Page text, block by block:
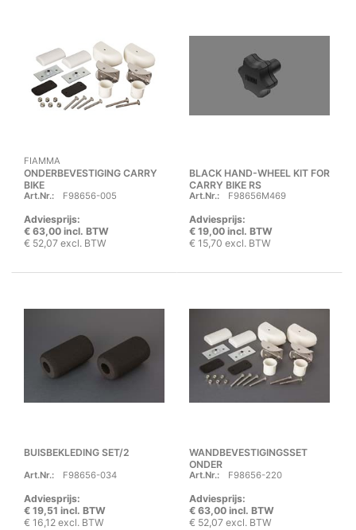
FIAMMA
ONDERBEVESTIGING CARRY
BIKE
Art.Nr.: F98656-005
Adviesprijs:
€ 63,00 incl. BTW
€ 52,07 excl. BTW
BLACK HAND-WHEEL KIT FOR
CARRY BIKE RS
Art.Nr.: F98656M469
Adviesprijs:
€ 19,00 incl. BTW
€ 15,70 excl. BTW
BUISBEKLEDING SET/2
Art.Nr.: F98656-034
Adviesprijs:
€ 19,51 incl. BTW
€ 16,12 excl. BTW
WANDBEVESTIGINGSSET
ONDER
Art.Nr.: F98656-220
Adviesprijs:
€ 63,00 incl. BTW
€ 52,07 excl. BTW